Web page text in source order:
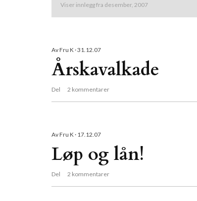
I
n
l
e
g
Viser innlegg fra desember, 2007
AvFru K 31.12.07
Årskavalkade
Del 2 kommentarer
AvFru K 17.12.07
Løp og lån!
Del 2 kommentarer